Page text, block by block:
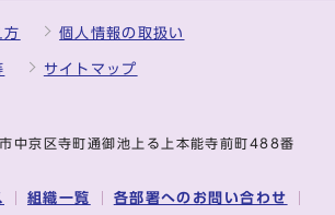
方 個人情報の取扱い
サイトマップ
京区寺町通御池上る上本能寺前町488番
組織一覧 各部署へのお問い合わせ